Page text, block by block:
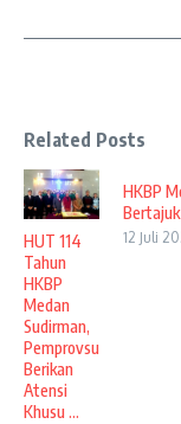
Related Posts
HUT 114
Tahun
HKBP
Medan
Sudirman,
Pemprovsu
Berikan
Atensi
Khusu ...
HKBP
Bertajuk
12 Juli